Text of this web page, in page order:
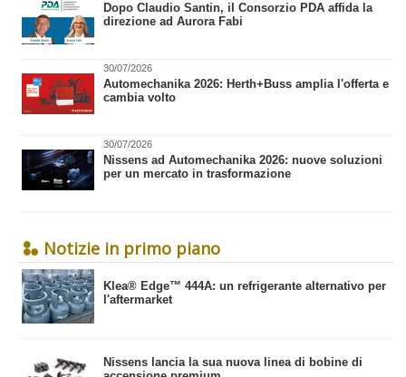
​Dopo Claudio Santin, il Consorzio PDA affida la
direzione ad Aurora Fabi
30/07/2026
Automechanika 2026: Herth+Buss amplia l'offerta e
cambia volto
30/07/2026
Nissens ad Automechanika 2026: nuove soluzioni
per un mercato in trasformazione
Notizie in primo piano
​Klea® Edge™ 444A: un refrigerante alternativo per
l'aftermarket
Nissens lancia la sua nuova linea di bobine di